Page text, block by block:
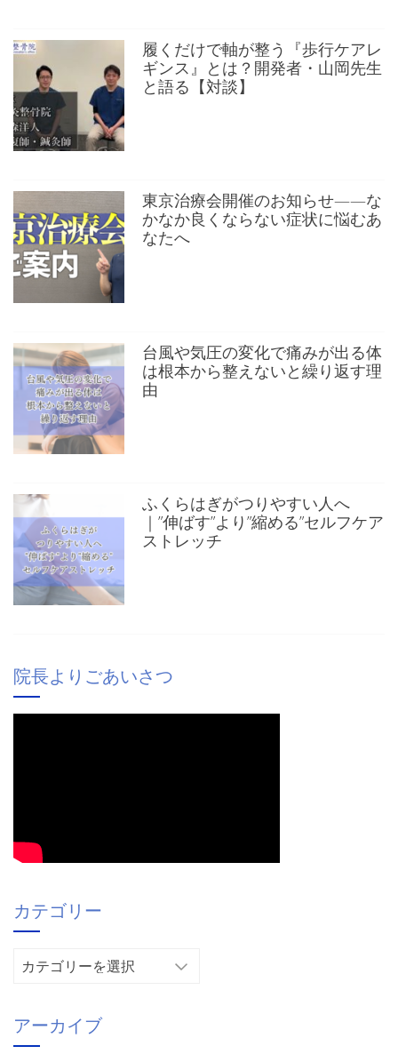
履くだけで軸が整う『歩行ケアレ
ギンス』とは？開発者・山岡先生
と語る【対談】
東京治療会開催のお知らせ——な
かなか良くならない症状に悩むあ
なたへ
台風や気圧の変化で痛みが出る体
は根本から整えないと繰り返す理
由
ふくらはぎがつりやすい人へ
｜”伸ばす”より”縮める”セルフケア
ストレッチ
院長よりごあいさつ
カテゴリー
リ
ー
アーカイブ